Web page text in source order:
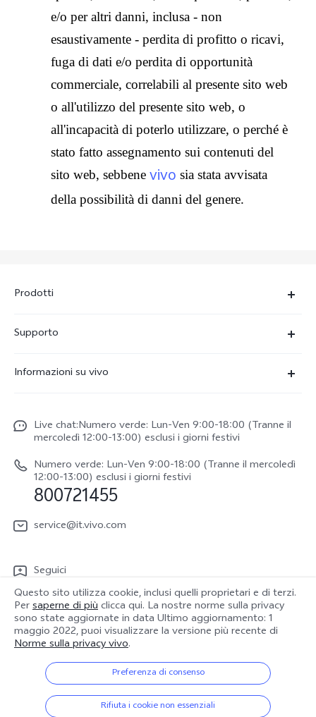
e/o per altri danni, inclusa - non
esaustivamente - perdita di profitto o ricavi,
fuga di dati e/o perdita di opportunità
commerciale, correlabili al presente sito web
o all'utilizzo del presente sito web, o
all'incapacità di poterlo utilizzare, o perché è
stato fatto assegnamento sui contenuti del
sito web, sebbene vivo sia stata avvisata
della possibilità di danni del genere.
Prodotti
X300
V70 FE
vivo Watch GT 2
Y31 5G
vivo Buds Air3
Supporto
Funtouch OS
Aggiornamento del sistema
Manuale utente
Informazioni sulla Garanzia
Scarica le LUT per il ripristino di Log
Informazioni su vivo
Lavori con noi
Netiquette vivo
Note legali
Chi siamo
Centro per la privacy di vivo
Live chat:Numero verde: Lun-Ven 9:00-18:00 (Tranne il
mercoledì 12:00-13:00) esclusi i giorni festivi
Numero verde: Lun-Ven 9:00-18:00 (Tranne il mercoledì
12:00-13:00) esclusi i giorni festivi
800721455
service@it.vivo.com
Seguici
Italia | Seleziona paese/regione
© 2026 vivo Mobile Communication Co., Ltd. Tutti i diritti riservati.
Questo sito utilizza cookie, inclusi quelli proprietari e di terzi.
Persaperne di piùclicca qui. La nostre norme sulla privacy
sono state aggiornate in data Ultimo aggiornamento: 1
maggio 2022, puoi visualizzare la versione più recente di
Norme sulla privacy vivo.
Preferenza di consenso
Rifiuta i cookie non essenziali